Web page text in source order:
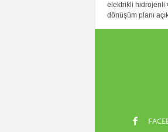
elektrikli hidrojenli
dönüşüm planı